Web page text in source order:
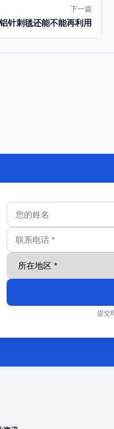
下一篇
针刺毯还能不能再利用
提交